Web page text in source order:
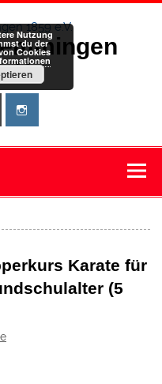
Karate für
(5
Nutzung
du der
Cookies